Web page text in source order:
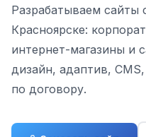
Разрабатываем сайты
Красноярске:
интернет-магазины и
дизайн, адаптив,
по договору.